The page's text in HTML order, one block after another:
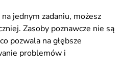
jednym zadaniu, możesz
Zasoby poznawcze nie są
pozwala na głębsze
problemów i